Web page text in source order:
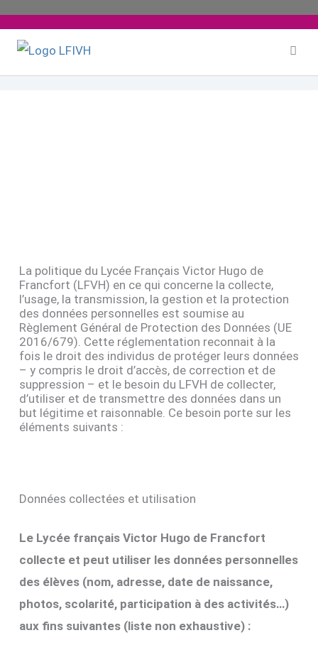
au
contenu
La politique du Lycée Français Victor Hugo de
Francfort (LFVH) en ce qui concerne la collecte,
l’usage, la transmission, la gestion et la protection
des données personnelles est soumise au
Règlement Général de Protection des Données (UE
2016/679). Cette réglementation reconnait à la
fois le droit des individus de protéger leurs données
– y compris le droit d’accès, de correction et de
suppression – et le besoin du LFVH de collecter,
d’utiliser et de transmettre des données dans un
but légitime et raisonnable. Ce besoin porte sur les
éléments suivants :
Données collectées et utilisation
Le Lycée français Victor Hugo de Francfort
collecte et peut utiliser les données personnelles
des élèves (nom, adresse, date de naissance,
photos, scolarité, participation à des activités…)
aux fins suivantes (liste non exhaustive) :